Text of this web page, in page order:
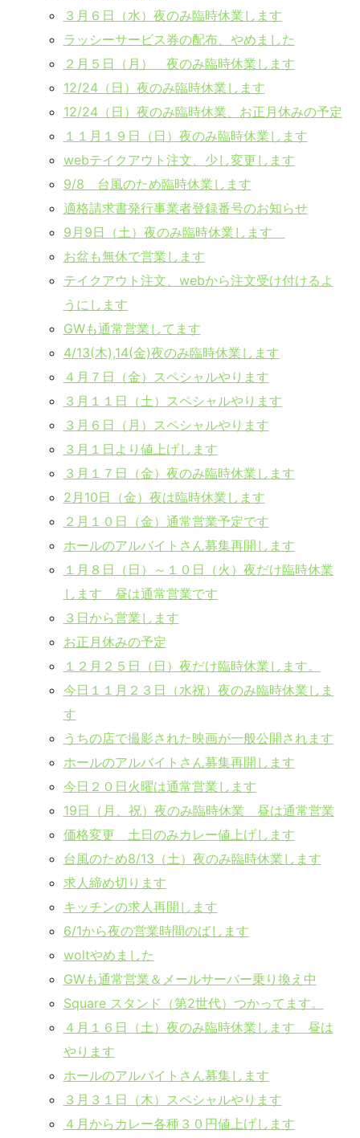
３月６日（水）夜のみ臨時休業します
ラッシーサービス券の配布、やめました
２月５日（月） 夜のみ臨時休業します
12/24（日）夜のみ臨時休業します
12/24（日）夜のみ臨時休業、お正月休みの予定
１１月１９日（日）夜のみ臨時休業します
webテイクアウト注文、少し変更します
9/8 台風のため臨時休業します
適格請求書発行事業者登録番号のお知らせ
9月9日（土）夜のみ臨時休業します
お盆も無休で営業します
テイクアウト注文、webから注文受け付けるよ
うにします
GWも通常営業してます
4/13(木),14(金)夜のみ臨時休業します
４月７日（金）スペシャルやります
３月１１日（土）スペシャルやります
３月６日（月）スペシャルやります
３月１日より値上げします
３月１７日（金）夜のみ臨時休業します
2月10日（金）夜は臨時休業します
２月１０日（金）通常営業予定です
ホールのアルバイトさん募集再開します
１月８日（日）～１０日（火）夜だけ臨時休業
します 昼は通常営業です
３日から営業します
お正月休みの予定
１２月２５日（日）夜だけ臨時休業します。
今日１１月２３日（水祝）夜のみ臨時休業しま
す
うちの店で撮影された映画が一般公開されます
ホールのアルバイトさん募集再開します
今日２０日火曜は通常営業します
19日（月、祝）夜のみ臨時休業 昼は通常営業
価格変更 土日のみカレー値上げします
台風のため8/13（土）夜のみ臨時休業します
求人締め切ります
キッチンの求人再開します
6/1から夜の営業時間のばします
woltやめました
GWも通常営業＆メールサーバー乗り換え中
Square スタンド（第2世代）つかってます。
４月１６日（土）夜のみ臨時休業します 昼は
やります
ホールのアルバイトさん募集します
３月３１日（木）スペシャルやります
４月からカレー各種３０円値上げします